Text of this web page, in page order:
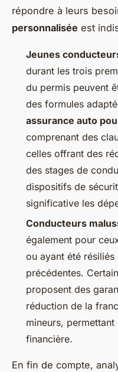
répondre à leurs
personnalisée est
Jeunes
durant les trois
du permis peuvent
des formules
assurance auto
comprenant des
celles offrant des
des stages de
dispositifs de
significative les
Conducteurs
également pour
ou ayant été
précédentes.
proposent des
réduction de la
mineurs,
financière.
En fin de compte,